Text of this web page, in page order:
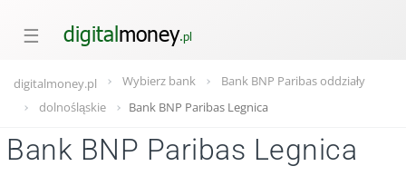
☰
digitalmoney.pl Wybierz bank
Bank BNP Paribas oddziały
dolnośląskie
Bank BNP Paribas Legnica
Bank BNP Paribas Legnica